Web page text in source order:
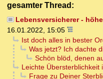
gesamter Thread:
Lebensversicherer -
16.01.2022, 15:05
Ist doch alles in bester
Was jetzt? Ich dachte
Schön blöd, denen
Leichte Übersterblichkeit
Frage zu Deiner